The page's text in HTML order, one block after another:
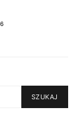
SZUKAJ